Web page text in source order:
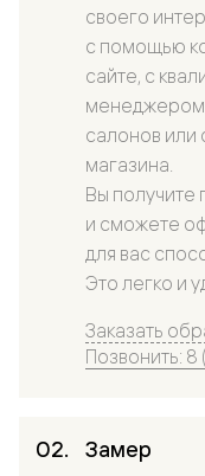
своего
с помощью
сайте, с
менеджером
салонов или
магазина.
Вы получите
и сможете
для вас
Это легко и
Заказать
Позвонить:
Замер